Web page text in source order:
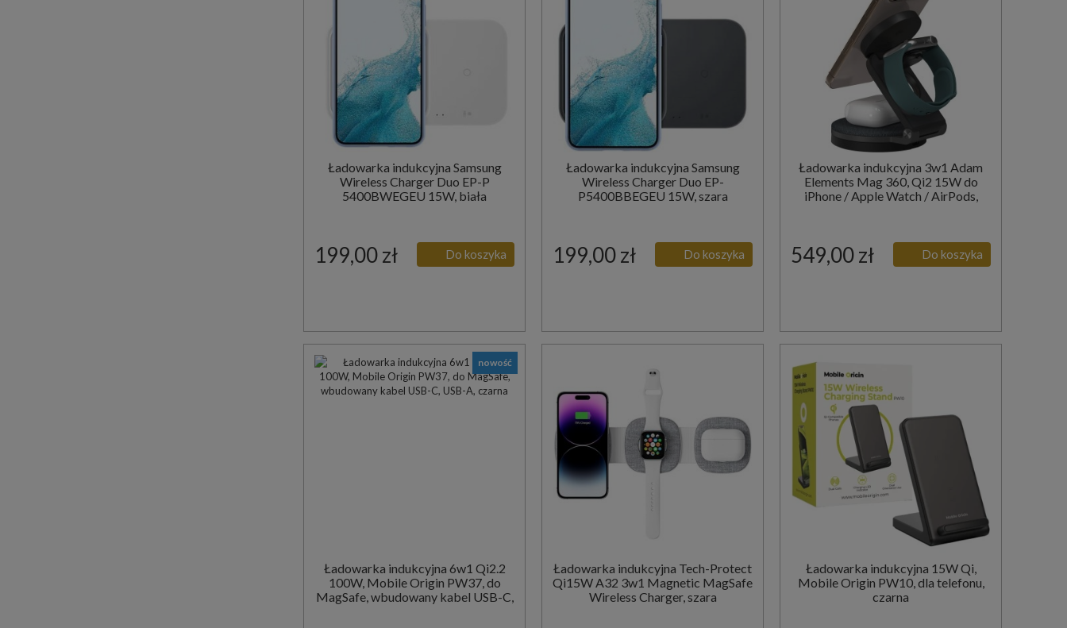
Ładowarka indukcyjna Samsung
Wireless Charger Duo EP-P
5400BWEGEU 15W, biała
199,00 zł Do koszyka
Ładowarka indukcyjna Samsung
Wireless Charger Duo EP-
P5400BBEGEU 15W, szara
199,00 zł Do koszyka
Ładowarka indukcyjna 3w1 Adam
Elements Mag 360, Qi2 15W do
iPhone / Apple Watch / AirPods,
549,00 zł Do koszyka
Ładowarka indukcyjna 6w1 Qi2.2
100W, Mobile Origin PW37, do
MagSafe, wbudowany kabel USB-C,
nowość
Ładowarka indukcyjna Tech-Protect
Qi15W A32 3w1 Magnetic MagSafe
Wireless Charger, szara
Ładowarka indukcyjna 15W Qi,
Mobile Origin PW10, dla telefonu,
czarna